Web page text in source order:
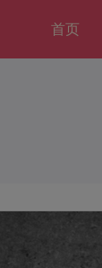
首页